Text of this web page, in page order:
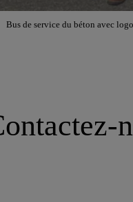
Bus de service du béton avec